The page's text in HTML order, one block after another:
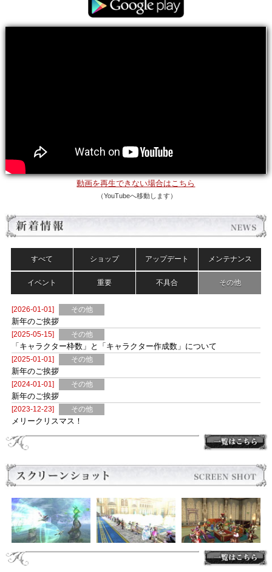
動画を再生できない場合はこちら
（YouTubeへ移動します）
すべて ショップ
イベント 重要 不具合
[2026-01-01]
新年のご挨拶
[2025-05-15]
「キャラクター枠数」と「キャラクター作成数」について
[2025-01-01] その他
新年のご挨拶
[2024-01-01]
新年のご挨拶
[2023-12-23] その他